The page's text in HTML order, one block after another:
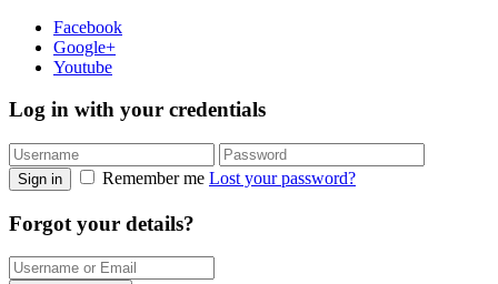
Facebook
Google+
Youtube
Log in with your credentials
Sign in Remember me Lost your password?
Forgot your details?